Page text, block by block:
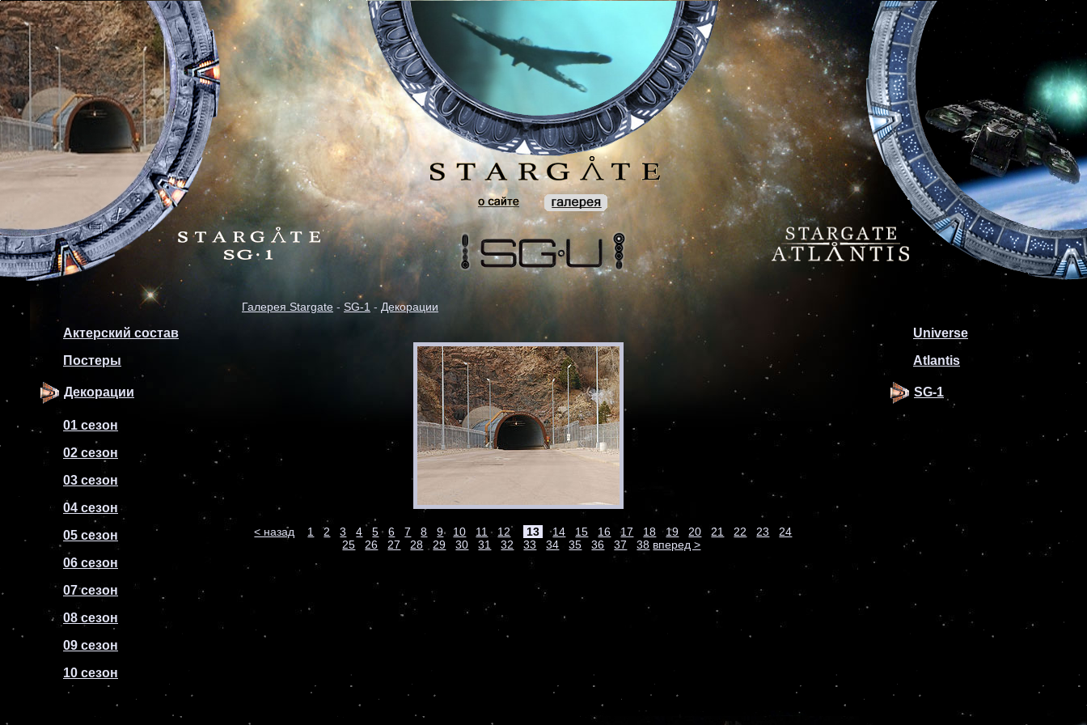
Актерский состав
Постеры
Декорации
01 сезон
02 сезон
03 сезон
04 сезон
05 сезон
06 сезон
07 сезон
08 сезон
09 сезон
10 сезон
Галерея Stargate - SG-1 - Декорации
< назад 1 2 3 4 5 6 7 8 9 10 11 12 13 14 15 16 17 18 19 20 21 22 23
24
25
26 27 28 29 30 31 32 33 34 35 36 37 38 вперед >
Universe
Atlantis
SG-1